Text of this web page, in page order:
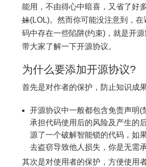
能用，不由得心中暗喜，又省了好
妹(LOL)。然而你可能没注意到，在
码中存在一些陷阱(约束)，就是开
带大家了解一下开源协议。
为什么要添加开源协议?
首先是对作者的保护，防止知识成
开源协议中一般都包含免责声明(
承担代码使用后的风险及产生的
源了一个破解智能锁的代码，如
去盗窃导致他人损失，你是无需
其次是对使用者的保护，方便使用者